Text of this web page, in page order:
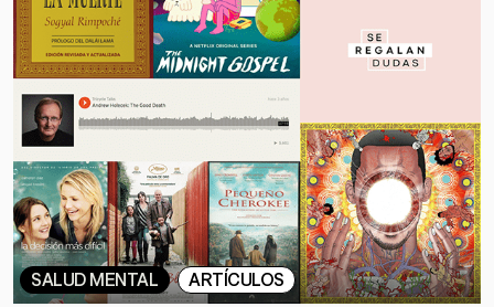
SALUD MENTAL ARTÍCULOS